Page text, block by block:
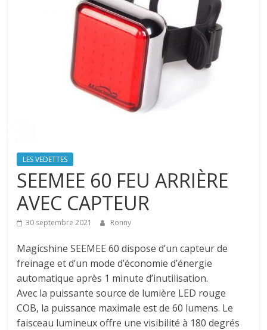
LES VEDETTES
SEEMEE 60 FEU ARRIÈRE
AVEC CAPTEUR
30 septembre 2021 Ronny
Magicshine SEEMEE 60 dispose d’un capteur de
freinage et d’un mode d’économie d’énergie
automatique après 1 minute d’inutilisation.
Avec la puissante source de lumière LED rouge
COB, la puissance maximale est de 60 lumens. Le
faisceau lumineux offre une visibilité à 180 degrés